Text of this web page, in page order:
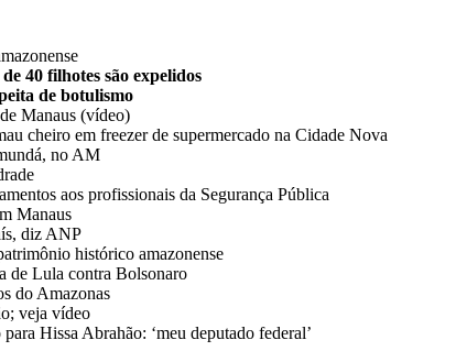
40 filhotes são expelidos
de botulismo
Manaus (vídeo)
cheiro em freezer de supermercado na Cidade Nova
no AM
aos profissionais da Segurança Pública
Manaus
diz ANP
histórico amazonense
de Lula contra Bolsonaro
do Amazonas
veja vídeo
Hissa Abrahão: ‘meu deputado federal’